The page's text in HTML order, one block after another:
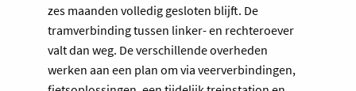
zes maanden volledig gesloten blijft. De
tramverbinding tussen linker- en rechteroever
valt dan weg. De verschillende overheden
werken aan een plan om via veerverbindingen,